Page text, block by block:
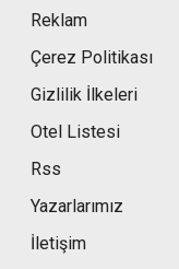
Reklam
Çerez Politikası
Gizlilik İlkeleri
Otel Listesi
Rss
Yazarlarımız
İletişim